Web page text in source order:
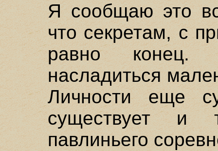
Я сообщаю это
что секретам, с
равно
насладиться
Личности еще
существует и
павлиньего